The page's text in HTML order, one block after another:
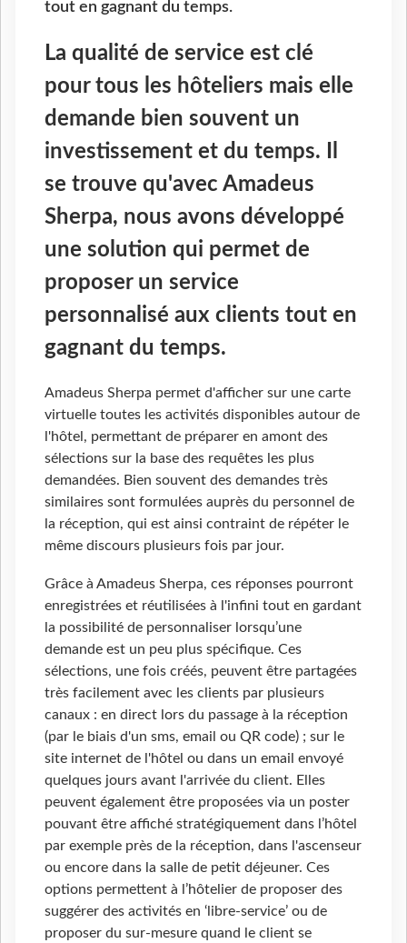
tout en gagnant du temps.
La qualité de service est clé
pour tous les hôteliers mais elle
demande bien souvent un
investissement et du temps. Il
se trouve qu'avec Amadeus
Sherpa, nous avons développé
une solution qui permet de
proposer un service
personnalisé aux clients tout en
gagnant du temps.
Amadeus Sherpa permet d'afficher sur une carte
virtuelle toutes les activités disponibles autour de
l'hôtel, permettant de préparer en amont des
sélections sur la base des requêtes les plus
demandées. Bien souvent des demandes très
similaires sont formulées auprès du personnel de
la réception, qui est ainsi contraint de répéter le
même discours plusieurs fois par jour.
Grâce à Amadeus Sherpa, ces réponses pourront
enregistrées et réutilisées à l'infini tout en gardant
la possibilité de personnaliser lorsqu’une
demande est un peu plus spécifique. Ces
sélections, une fois créés, peuvent être partagées
très facilement avec les clients par plusieurs
canaux : en direct lors du passage à la réception
(par le biais d'un sms, email ou QR code) ; sur le
site internet de l'hôtel ou dans un email envoyé
quelques jours avant l'arrivée du client. Elles
peuvent également être proposées via un poster
pouvant être affiché stratégiquement dans l’hôtel
par exemple près de la réception, dans l'ascenseur
ou encore dans la salle de petit déjeuner. Ces
options permettent à l’hôtelier de proposer des
suggérer des activités en ‘libre-service’ ou de
proposer du sur-mesure quand le client se